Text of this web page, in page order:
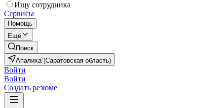
Ищу сотрудника
Сервисы
Помощь
Ещё
Поиск
Апалиха (Саратовская область)
Войти
Войти
Создать резюме